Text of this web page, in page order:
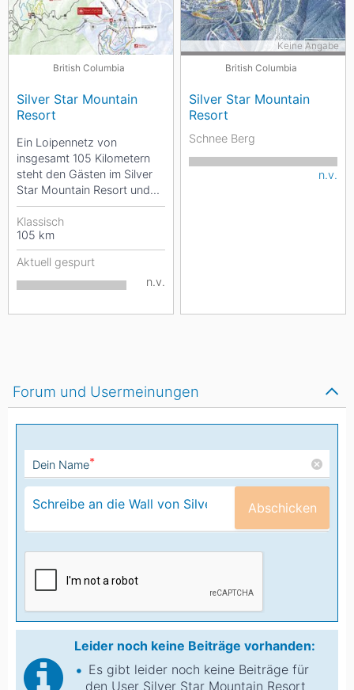
British Columbia
Silver Star Mountain
Resort
Ein Loipennetz von
insgesamt 105 Kilometern
steht den Gästen im Silver
Star Mountain Resort und
dem Souvereign Lake
Nordic Centre zur...
Klassisch
105 km
Aktuell gespurt
n.v.
British Columbia
Silver Star Mountain
Resort
Keine Angabe
Schnee Berg
n.v.
Forum und Usermeinungen
Dein Name*
Abschicken
Leider noch keine Beiträge vorhanden:
Es gibt leider noch keine Beiträge für
den User Silver Star Mountain Resort